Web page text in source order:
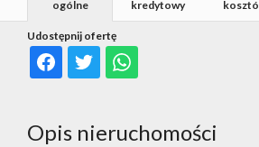
Udostępnij ofertę
ogólne
kredytowy
Opis nieruchomości